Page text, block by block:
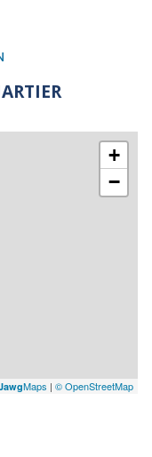
+
−
Maps | © OpenStreetMap